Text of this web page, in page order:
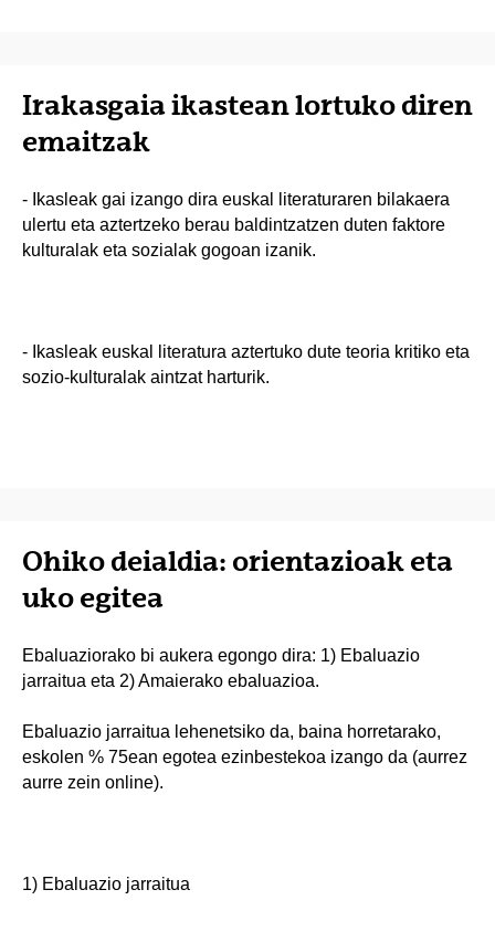
Irakasgaia ikastean lortuko diren
emaitzak
- Ikasleak gai izango dira euskal literaturaren bilakaera
ulertu eta aztertzeko berau baldintzatzen duten faktore
kulturalak eta sozialak gogoan izanik.
- Ikasleak euskal literatura aztertuko dute teoria kritiko eta
sozio-kulturalak aintzat harturik.
Ohiko deialdia: orientazioak eta
uko egitea
Ebaluaziorako bi aukera egongo dira: 1) Ebaluazio
jarraitua eta 2) Amaierako ebaluazioa.
Ebaluazio jarraitua lehenetsiko da, baina horretarako,
eskolen % 75ean egotea ezinbestekoa izango da (aurrez
aurre zein online).
1) Ebaluazio jarraitua